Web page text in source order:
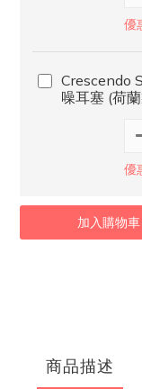
優
Crescendo
噪耳塞 (荷
優
加入購物車
商品描述